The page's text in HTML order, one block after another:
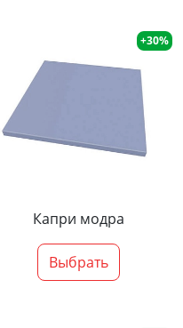
+30%
Капри модра
Выбрать